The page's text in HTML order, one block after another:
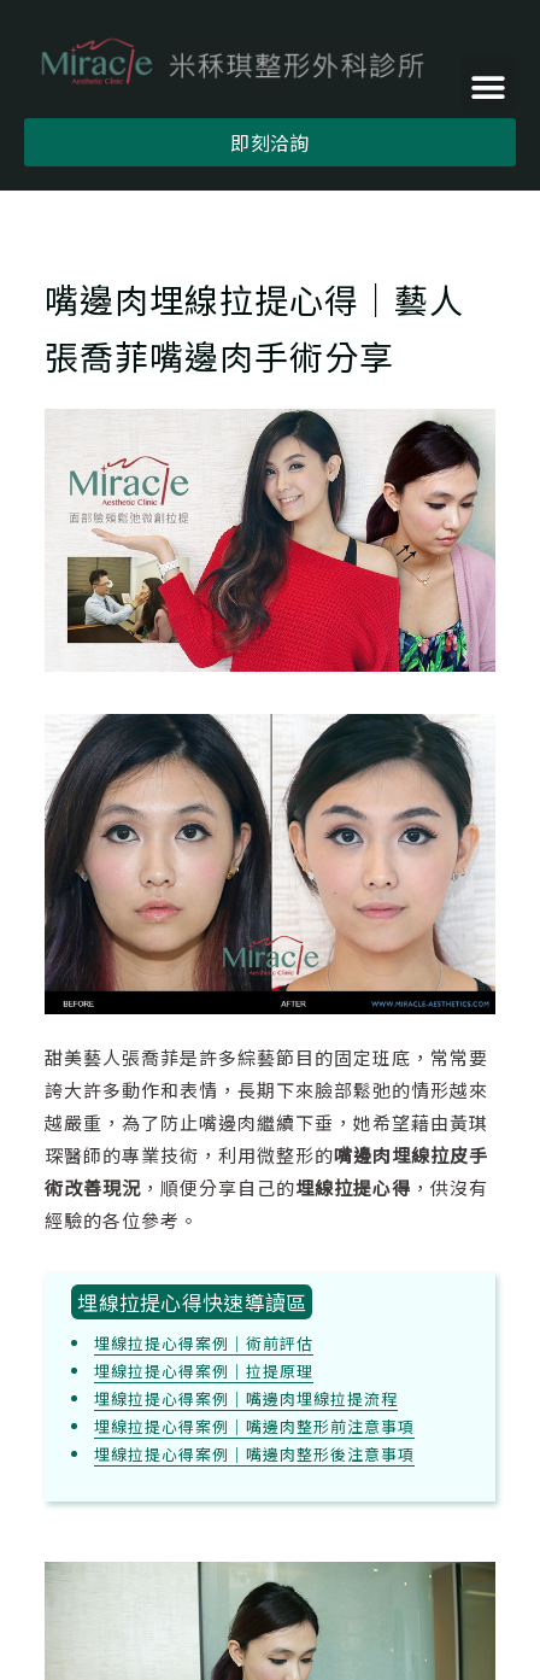
即刻洽詢
嘴邊肉埋線拉提心得｜藝人
張喬菲嘴邊肉手術分享
甜美藝人張喬菲是許多綜藝節目的固定班底，常常要
誇大許多動作和表情，長期下來臉部鬆弛的情形越來
越嚴重，為了防止嘴邊肉繼續下垂，她希望藉由黃琪
琛醫師的專業技術，利用微整形的嘴邊肉埋線拉皮手
術改善現況 ，順便分享自己的埋線拉提心得 ，供沒有
經驗的各位參考。
埋線拉提心得快速導讀區
埋線拉提心得案例｜術前評估
埋線拉提心得案例｜拉提原理
埋線拉提心得案例｜嘴邊肉埋線拉提流程
埋線拉提心得案例｜嘴邊肉整形前注意事項
埋線拉提心得案例｜嘴邊肉整形後注意事項